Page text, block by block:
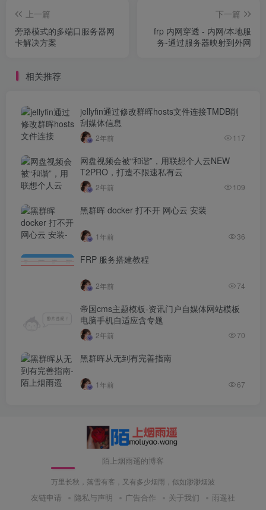
上一篇
旁路模式的多端口服务器网
卡解决方案
下一篇
frp 内网穿透 - 内网/本地服
务-通过服务器映射到外网
相关推荐
jellyfin通过修改群晖hosts文件连接TMDB削
刮媒体信息
2年前 117
网盘视频会被“和谐”，用联想个人云NEW
T2PRO，打造不限速私有云
2年前 109
黑群晖 docker 打不开 网心云 安装
1年前 36
FRP 服务搭建教程
2年前 74
帝国cms主题模板-资讯门户自媒体网站模板
电脑手机自适应含专题
2年前 70
黑群晖从无到有完善指南
1年前 67
陌上烟雨遥的博客
万里长秋，落雪有客，又有多少烟雨，似如渺渺烟波
友链申请 隐私与声明 广告合作 关于我们 雨遥社